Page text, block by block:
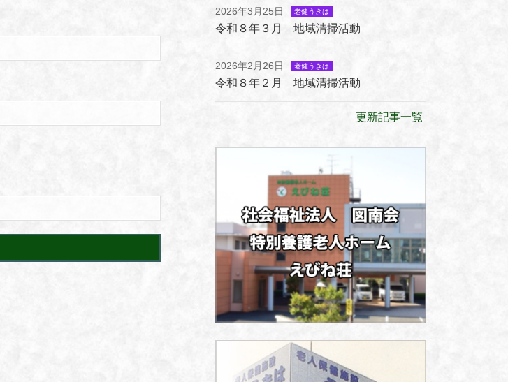
2026年3月25日 老健うきは
令和８年３月 地域清掃活動
2026年2月26日 老健うきは
令和８年２月 地域清掃活動
更新記事一覧